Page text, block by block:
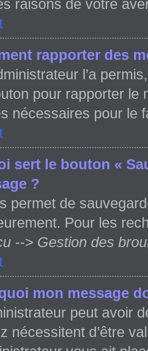
raisons de votre
rapporter des
l’a
pour rapporter le
nécessaires pour le
sert le bouton «
?
permet de
Pour les
--> Gestion des
mon message
peut avoir
nécessitent d’être